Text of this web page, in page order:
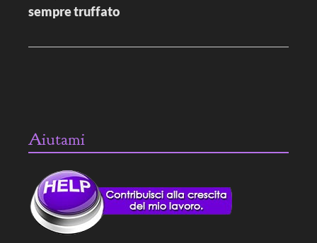
c
o
sempre truffato
Aiutami